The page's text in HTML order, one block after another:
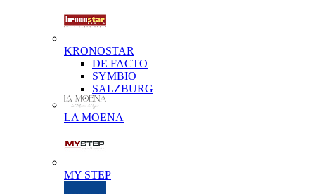
KRONOSTAR
DE FACTO
SYMBIO
SALZBURG
LA MOENA
MY STEP